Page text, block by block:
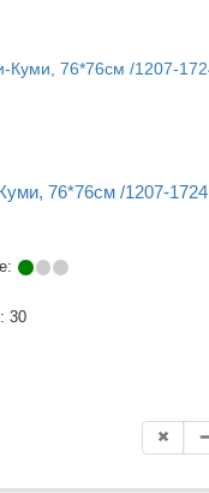
76*76см /1207-1724
30